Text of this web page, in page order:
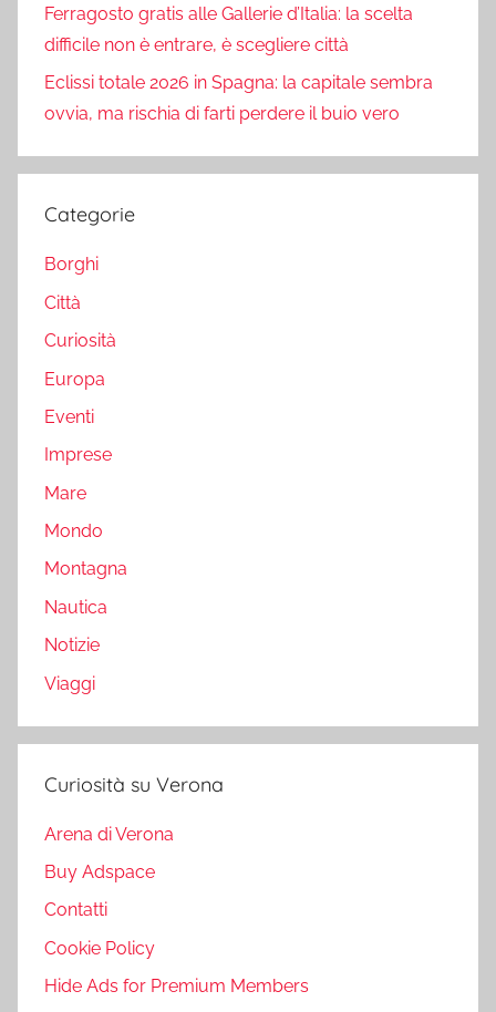
Ferragosto gratis alle Gallerie d’Italia: la scelta
difficile non è entrare, è scegliere città
Eclissi totale 2026 in Spagna: la capitale sembra
ovvia, ma rischia di farti perdere il buio vero
Categorie
Borghi
Città
Curiosità
Europa
Eventi
Imprese
Mare
Mondo
Montagna
Nautica
Notizie
Viaggi
Curiosità su Verona
Arena di Verona
Buy Adspace
Contatti
Cookie Policy
Hide Ads for Premium Members